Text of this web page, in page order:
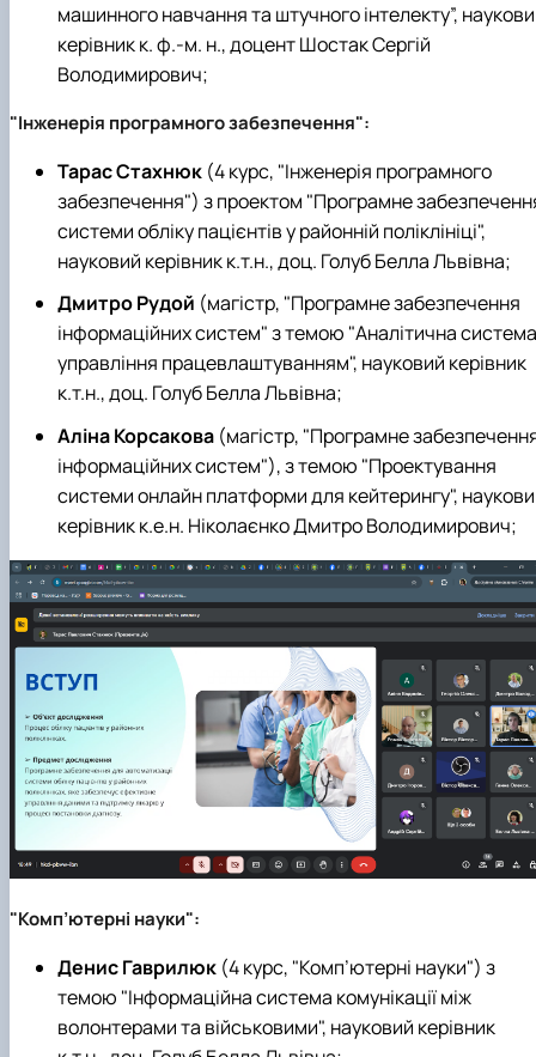
машинного навчання та штучного інтелекту”,
керівник к. ф.-м. н., доцент Шостак Сергій
Володимирович;
"Інженерія програмного забезпечення":
Тарас Стахнюк (4 курс, "Інженерія програмного
забезпечення") з проектом "Програмне
системи обліку пацієнтів у районній поліклініці",
науковий керівник к.т.н., доц. Голуб Белла Львівна;
Дмитро Рудой (магістр, "Програмне забезпечення
інформаційних систем" з темою "Аналітична система
управління працевлаштуванням", науковий керівник
к.т.н., доц. Голуб Белла Львівна;
Аліна Корсакова (магістр, "Програмне
інформаційних систем"), з темою "Проектування
системи онлайн платформи для кейтерингу",
керівник к.е.н. Ніколаєнко Дмитро Володимирович;
"Комп’ютерні науки":
Денис Гаврилюк (4 курс, "Комп’ютерні науки") з
темою "Інформаційна система комунікації між
волонтерами та військовими", науковий керівник